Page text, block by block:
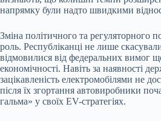
напрямку були надто швидкими
Зміна політичного та регуляторного
роль. Республіканці не лише
відмовилися від федеральних вимог
економічності. Навіть за наявності
зацікавленість електромобілями не
після їх згортання автовиробники
гальма» у своїх EV-стратегіях.